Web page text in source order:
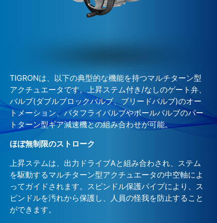
TIGRONは、以下の典型的な機能を持つマルチターン型
アクチュエータです。上昇ステム付き/なしのゲート弁、
バルブ(ダブルブロックバルブ、ブリードバルブ)のオー
トメーション、バタフライバルブやボールバルブのパー
トターン型ギア減速機との組み合わせが可能。
ほぼ無制限のストローク
上昇ステムは、出力ドライブAと組み合わされ、ステム
を駆動するマルチターン型アクチュエータの中空軸によ
ってガイドされます。スピンドル保護パイプにより、ス
ピンドルを汚れから保護し、人員の怪我を防止すること
ができます。